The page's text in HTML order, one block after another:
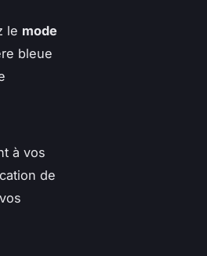
le mode
bleue
à vos
de